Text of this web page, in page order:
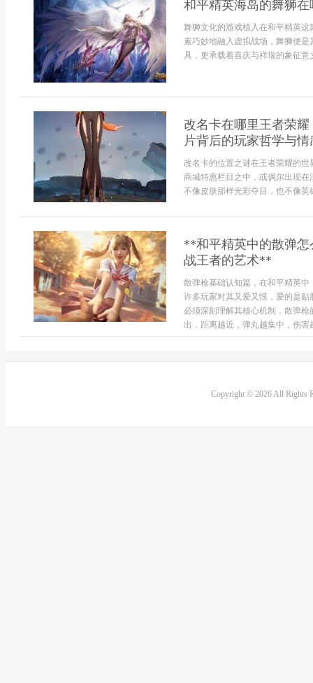
和平精英海岛的舞狮
舞狮文化的游戏植入在和平精英
素巧妙地融入虚拟战场，舞狮便
具，更承载着喜庆与祥瑞的象征
改名卡在哪里王者荣
片背后的玩家哲学与情
改名卡的位置之谜在王者荣耀的
商城特惠栏目之中，或偶尔出现
不像皮肤那样光彩夺目，也不像
**和平精英中的散弹
战王者的艺术**
散弹枪基础认知篇，在和平精英
许多玩家对其又爱又恨，爱的是
必须深刻理解其核心机制，散弹
出，距离越近，弹丸越集中，伤
Copyright © 2026 All Rights